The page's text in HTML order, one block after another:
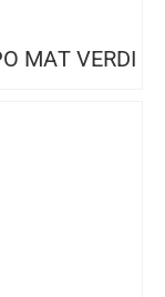
ΜΑΤ VERDI